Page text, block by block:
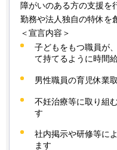
障がいのある方の支援を
勤務や法人独自の特休を
＜宣言内容＞
子どもをもつ職員が
て持てるように時間
男性職員の育児休業
不妊治療等に取り組
す
社内掲示や研修等に
ます